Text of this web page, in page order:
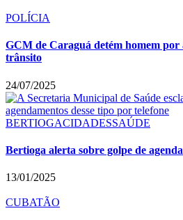
POLÍCIA
GCM de Caraguá detém homem por
trânsito
24/07/2025
BERTIOGACIDADESSAÚDE
Bertioga alerta sobre golpe de
13/01/2025
CUBATÃO